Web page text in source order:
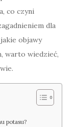
co czyni
dla
objawy
warto wiedzieć,
potasu?